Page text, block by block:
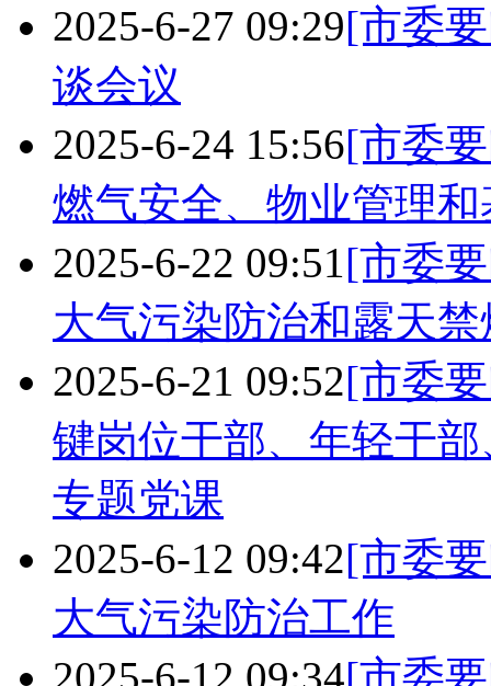
2025-6-27 09:29[市委
谈会议
2025-6-24 15:56[市委
燃气安全、物业管理
2025-6-22 09:51[市委
大气污染防治和露天
2025-6-21 09:52[市委
键岗位干部、年轻干
专题党课
2025-6-12 09:42[市委
大气污染防治工作
2025-6-12 09:34[市委